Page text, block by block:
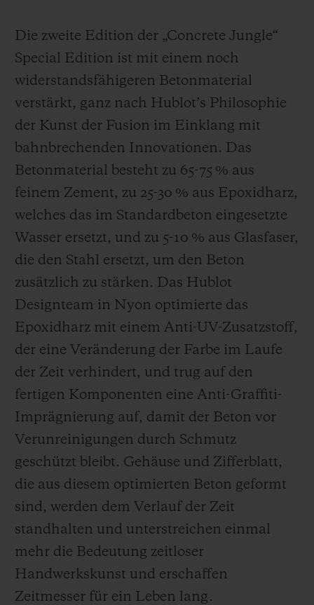
Die zweite Edition der „Concrete Jungle“
Special Edition ist mit einem noch
widerstandsfähigeren Betonmaterial
verstärkt, ganz nach Hublot’s Philosophie
der Kunst der Fusion im Einklang mit
bahnbrechenden Innovationen. Das
Betonmaterial besteht zu 65-75 % aus
feinem Zement, zu 25-30 % aus Epoxidharz,
welches das im Standardbeton eingesetzte
Wasser ersetzt, und zu 5-10 % aus Glasfaser,
die den Stahl ersetzt, um den Beton
zusätzlich zu stärken. Das Hublot
Designteam in Nyon optimierte das
Epoxidharz mit einem Anti-UV-Zusatzstoff,
der eine Veränderung der Farbe im Laufe
der Zeit verhindert, und trug auf den
fertigen Komponenten eine Anti-Graffiti-
Imprägnierung auf, damit der Beton vor
Verunreinigungen durch Schmutz
geschützt bleibt. Gehäuse und Zifferblatt,
die aus diesem optimierten Beton geformt
sind, werden dem Verlauf der Zeit
standhalten und unterstreichen einmal
mehr die Bedeutung zeitloser
Handwerkskunst und erschaffen
Zeitmesser für ein Leben lang.